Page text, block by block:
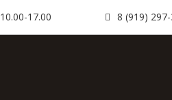
17.00 8 (919)